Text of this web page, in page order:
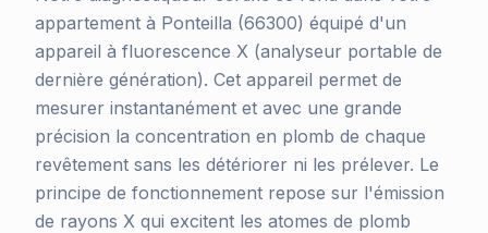
appartement à Ponteilla (66300) équipé d'un
appareil à fluorescence X (analyseur portable de
dernière génération). Cet appareil permet de
mesurer instantanément et avec une grande
précision la concentration en plomb de chaque
revêtement sans les détériorer ni les prélever. Le
principe de fonctionnement repose sur l'émission
de rayons X qui excitent les atomes de plomb